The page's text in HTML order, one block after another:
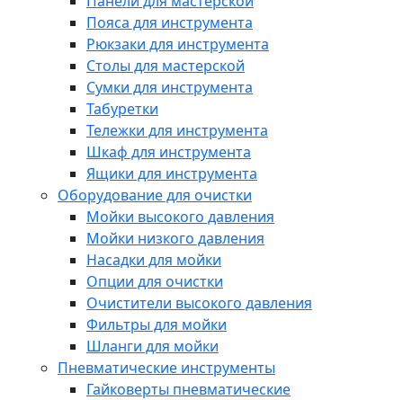
Пояса для инструмента
Рюкзаки для инструмента
Столы для мастерской
Сумки для инструмента
Табуретки
Тележки для инструмента
Шкаф для инструмента
Ящики для инструмента
Оборудование для очистки
Мойки высокого давления
Мойки низкого давления
Насадки для мойки
Опции для очистки
Очистители высокого давления
Фильтры для мойки
Шланги для мойки
Пневматические инструменты
Гайковерты пневматические